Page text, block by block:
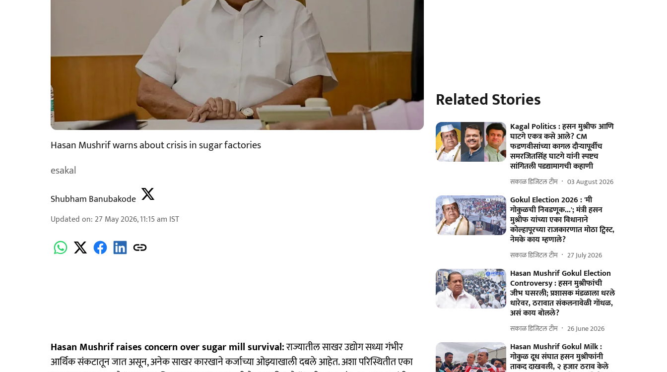
Hasan Mushrif warns about crisis in sugar factories
esakal
Shubham Banubakode
Updated on: 27 May 2026, 11:15 am IST
Hasan Mushrif raises concern over sugar mill survival:राज्यातील साखर उद्योग सध्या गंभीर
आर्थिक संकटातून जात असून, अनेक साखर कारखाने कर्जाच्या ओझ्याखाली दबले आहेत. अशा परिस्थितीत एका
Related Stories
Kagal Politics : हसन मुश्रीफ आणि
घाटगे एकत्र कसे आले? CM
फडणवीसांच्या कागल दौऱ्यापूर्वीच
समरजितसिंह घाटगे यांनी स्पष्टच
सांगितली पडद्यामागची कहाणी
सकाळ डिजिटल टीम 03 August 2026
Gokul Election 2026 : 'मी
गोकुळची निवडणूक...'; मंत्री हसन
मुश्रीफ यांच्या एका विधानाने
कोल्हापूरच्या राजकारणात मोठा ट्विस्ट,
नेमके काय म्हणाले?
सकाळ डिजिटल टीम 27 July 2026
Hasan Mushrif Gokul Election
Controversy : हसन मुश्रीफांची
जीभ घसरली; प्रशासक मंडळाला धरले
धारेवर, ठरावात संकलनावेळी गोंधळ,
असं काय बोलले?
सकाळ डिजिटल टीम 26 June 2026
Hasan Mushrif Gokul Milk :
गोकुळ दूध संघात हसन मुश्रीफांनी
ताकद दाखवली, २ हजार ठराव केले